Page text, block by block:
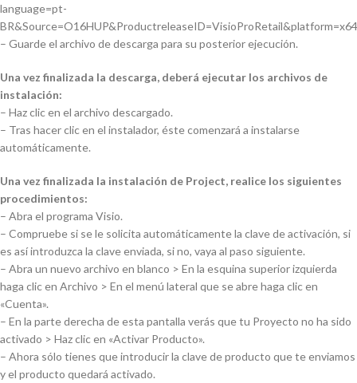
language=pt-
– Guarde el archivo de descarga para su posterior ejecución.
Una vez finalizada la descarga, deberá ejecutar los archivos de
instalación:
– Haz clic en el archivo descargado.
– Tras hacer clic en el instalador, éste comenzará a instalarse
automáticamente.
Una vez finalizada la instalación de Project, realice los siguientes
procedimientos:
– Abra el programa Visio.
– Compruebe si se le solicita automáticamente la clave de activación, si
es así introduzca la clave enviada, si no, vaya al paso siguiente.
– Abra un nuevo archivo en blanco > En la esquina superior izquierda
haga clic en Archivo > En el menú lateral que se abre haga clic en
«Cuenta».
– En la parte derecha de esta pantalla verás que tu Proyecto no ha sido
activado > Haz clic en «Activar Producto».
– Ahora sólo tienes que introducir la clave de producto que te enviamos
y el producto quedará activado.